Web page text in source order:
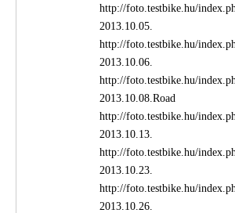
http://foto.testbike.hu/
2013.10.05.
http://foto.testbike.hu/
2013.10.06.
http://foto.testbike.hu/
2013.10.08.Road
http://foto.testbike.hu/
2013.10.13.
http://foto.testbike.hu/
2013.10.23.
http://foto.testbike.hu/
2013.10.26.